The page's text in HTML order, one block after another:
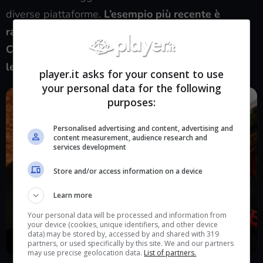
diverse piattaforme. L’esempio più recente è
rappresentato dal gioco “Indiana Jones e l’antico
Cerchio”, annunciato anche per PS5 oltre che per
le console Microsoft.
player.it asks for your consent to use
your personal data for the following
purposes:
Personalised advertising and content, advertising and
content measurement, audience research and
services development
Store and/or access information on a device
Learn more
Your personal data will be processed and information from
your device (cookies, unique identifiers, and other device
data) may be stored by, accessed by and shared with 319
partners, or used specifically by this site. We and our partners
may use precise geolocation data. List of partners.